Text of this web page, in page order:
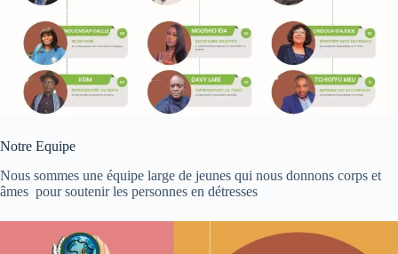
Notre Equipe
Nous sommes une équipe large de jeunes qui nous donnons corps et
âmes pour soutenir les personnes en détresses